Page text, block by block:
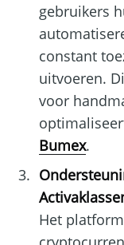
gebruikers
constant
uitvoeren.
voor
Bumex.
Het